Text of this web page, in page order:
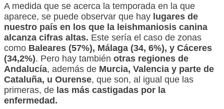
A medida que se acerca la temporada en la que
aparece, se puede observar que hay lugares de
nuestro país en los que la leishmaniosis canina
alcanza cifras altas. Este sería el caso de zonas
como Baleares (57%), Málaga (34, 6%), y Cáceres
(34,2%). Pero hay también otras regiones de
Andalucía, además de Murcia, Valencia y parte de
Cataluña, u Ourense, que son, al igual que las
primeras, de las más castigadas por la
enfermedad.